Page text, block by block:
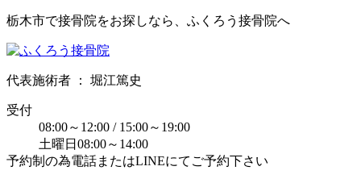
栃木市で接骨院をお探しなら、ふくろう接骨院へ
代表施術者 ： 堀江篤史
受付
08:00～12:00 / 15:00～19:00
土曜日08:00～14:00
予約制の為電話またはLINEにてご予約下さい